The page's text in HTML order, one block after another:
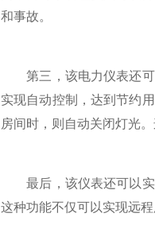
和事故。
第三，该电力仪表还可
实现自动控制，达到节约
房间时，则自动关闭灯光
最后，该仪表还可以实
这种功能不仅可以实现远